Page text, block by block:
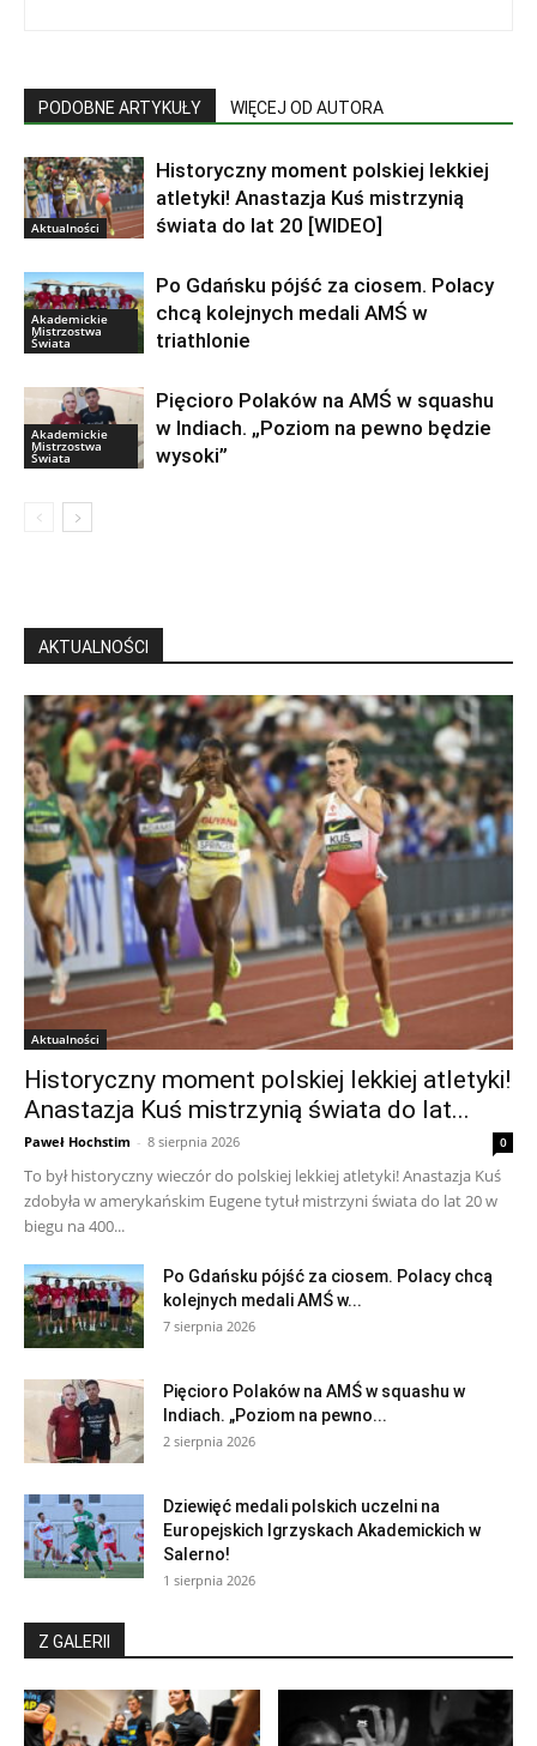
PODOBNE ARTYKUŁY WIĘCEJ OD AUTORA
Aktualności
Historyczny moment polskiej lekkiej
atletyki! Anastazja Kuś mistrzynią
świata do lat 20 [WIDEO]
Akademickie
Mistrzostwa
Świata
Po Gdańsku pójść za ciosem. Polacy
chcą kolejnych medali AMŚ w
triathlonie
Akademickie
Mistrzostwa
Świata
Pięcioro Polaków na AMŚ w squashu
w Indiach. „Poziom na pewno będzie
wysoki”
AKTUALNOŚCI
Aktualności
Historyczny moment polskiej lekkiej atletyki!
Anastazja Kuś mistrzynią świata do lat...
Paweł Hochstim - 8 sierpnia 2026 0
To był historyczny wieczór do polskiej lekkiej atletyki! Anastazja Kuś
zdobyła w amerykańskim Eugene tytuł mistrzyni świata do lat 20 w
biegu na 400...
Po Gdańsku pójść za ciosem. Polacy chcą
kolejnych medali AMŚ w...
7 sierpnia 2026
Pięcioro Polaków na AMŚ w squashu w
Indiach. „Poziom na pewno...
2 sierpnia 2026
Dziewięć medali polskich uczelni na
Europejskich Igrzyskach Akademickich w
Salerno!
1 sierpnia 2026
Z GALERII